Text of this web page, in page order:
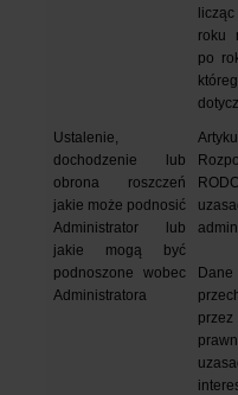
roku
po
Ustalenie,
dochodzenie lub
obrona roszczeń
jakie może podnosić
Administrator lub
jakie mogą być
podnoszone wobec
Administratora
przez